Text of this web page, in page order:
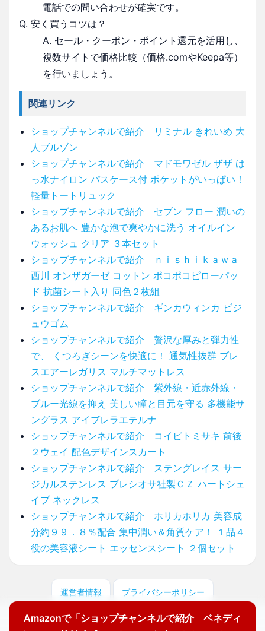
電話での問い合わせが確実です。
Q. 安く買うコツは？
A. セール・クーポン・ポイント還元を活用し、
複数サイトで価格比較（価格.comやKeepa等）
を行いましょう。
関連リンク
ショップチャンネルで紹介 リミナル きれいめ 大
人ブルゾン
ショップチャンネルで紹介 マドモワゼル ザザ は
っ水ナイロン パスケース付 ポケットがいっぱい！
軽量トートリュック
ショップチャンネルで紹介 セブン フロー 潤いの
あるお肌へ 豊かな泡で爽やかに洗う オイルイン
ウォッシュ クリア ３本セット
ショップチャンネルで紹介 ｎｉｓｈｉｋａｗａ
西川 オンザガーゼ コットン ポコポコピローパッ
ド 抗菌シート入り 同色２枚組
ショップチャンネルで紹介 ギンカウィンカ ビジ
ュウゴム
ショップチャンネルで紹介 贅沢な厚みと弾力性
で、 くつろぎシーンを快適に！ 通気性抜群 ブレ
スエアーレガリス マルチマットレス
ショップチャンネルで紹介 紫外線・近赤外線・
ブルー光線を抑え 美しい瞳と目元を守る 多機能サ
ングラス アイブレラエテルナ
ショップチャンネルで紹介 コイビトミサキ 前後
２ウェイ 配色デザインスカート
ショップチャンネルで紹介 ステングレイス サー
ジカルステンレス プレシオサ社製ＣＺ ハートシェ
イプ ネックレス
ショップチャンネルで紹介 ホリカホリカ 美容成
分約９９．８％配合 集中潤い＆角質ケア！ １品４
役の美容液シート エッセンスシート ２個セット
Amazonで「ショップチャンネルで紹介 ベネディ
運営者情報 プライバシーポリシー
© 2025 どこに売ってる？ここで買えます！